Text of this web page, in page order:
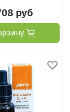
руб